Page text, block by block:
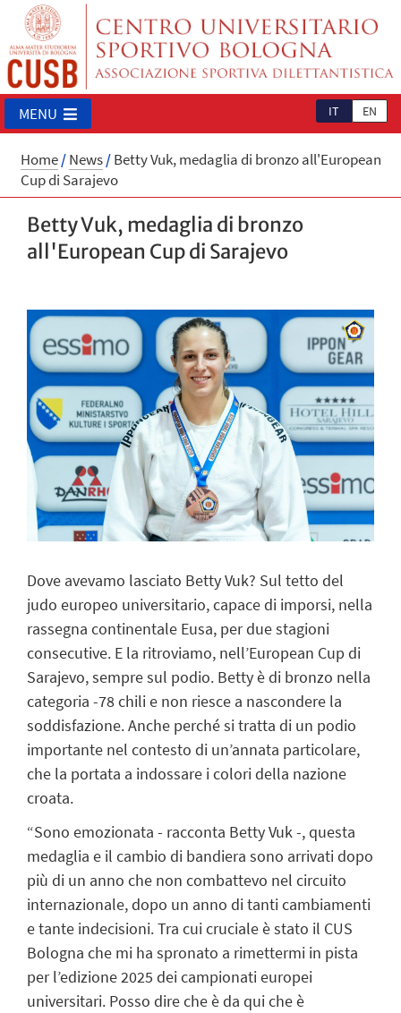
IT EN
MENU
Home/News/Betty Vuk, medaglia di bronzo all'European
Cup di Sarajevo
Betty Vuk, medaglia di bronzo
all'European Cup di Sarajevo
Dove avevamo lasciato Betty Vuk? Sul tetto del
judo europeo universitario, capace di imporsi, nella
rassegna continentale Eusa, per due stagioni
consecutive. E la ritroviamo, nell’European Cup di
Sarajevo, sempre sul podio. Betty è di bronzo nella
categoria -78 chili e non riesce a nascondere la
soddisfazione. Anche perché si tratta di un podio
importante nel contesto di un’annata particolare,
che la portata a indossare i colori della nazione
croata.
“Sono emozionata - racconta Betty Vuk -, questa
medaglia e il cambio di bandiera sono arrivati dopo
più di un anno che non combattevo nel circuito
internazionale, dopo un anno di tanti cambiamenti
e tante indecisioni. Tra cui cruciale è stato il CUS
Bologna che mi ha spronato a rimettermi in pista
per l’edizione 2025 dei campionati europei
universitari. Posso dire che è da qui che è